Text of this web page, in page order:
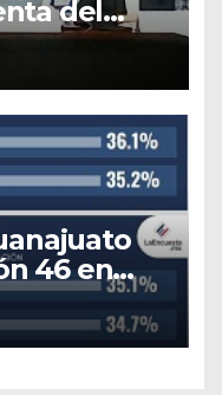
del
46 en